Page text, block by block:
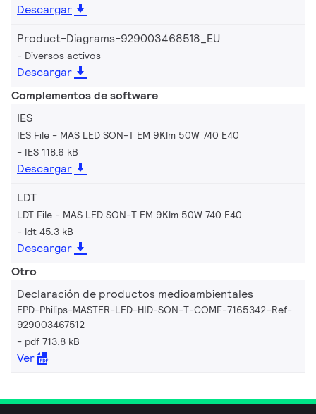
Descargar
Product-Diagrams-929003468518_EU
Diversos activos
Descargar
Complementos de software
IES
IES File - MAS LED SON-T EM 9Klm 50W 740 E40
IES 118.6 kB
Descargar
LDT
LDT File - MAS LED SON-T EM 9Klm 50W 740 E40
ldt 45.3 kB
Descargar
Otro
Declaración de productos medioambientales
EPD-Philips-MASTER-LED-HID-SON-T-COMF-7165342-Ref-
929003467512
pdf 713.8 kB
Ver